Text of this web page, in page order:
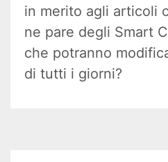
in merito agli articoli
ne pare degli Smart
che potranno
di tutti i giorni?